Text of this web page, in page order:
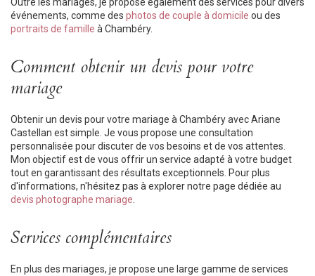
événements, comme des photos de couple à domicile ou des
portraits de famille à Chambéry.
Comment obtenir un devis pour votre
mariage
Obtenir un devis pour votre mariage à Chambéry avec Ariane
Castellan est simple. Je vous propose une consultation
personnalisée pour discuter de vos besoins et de vos attentes.
Mon objectif est de vous offrir un service adapté à votre budget
tout en garantissant des résultats exceptionnels. Pour plus
d'informations, n'hésitez pas à explorer notre page dédiée au
devis photographe mariage
Services complémentaires
En plus des mariages, je propose une large gamme de services